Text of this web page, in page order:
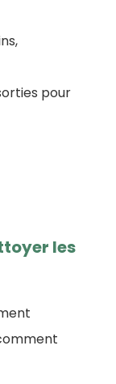
pour
les